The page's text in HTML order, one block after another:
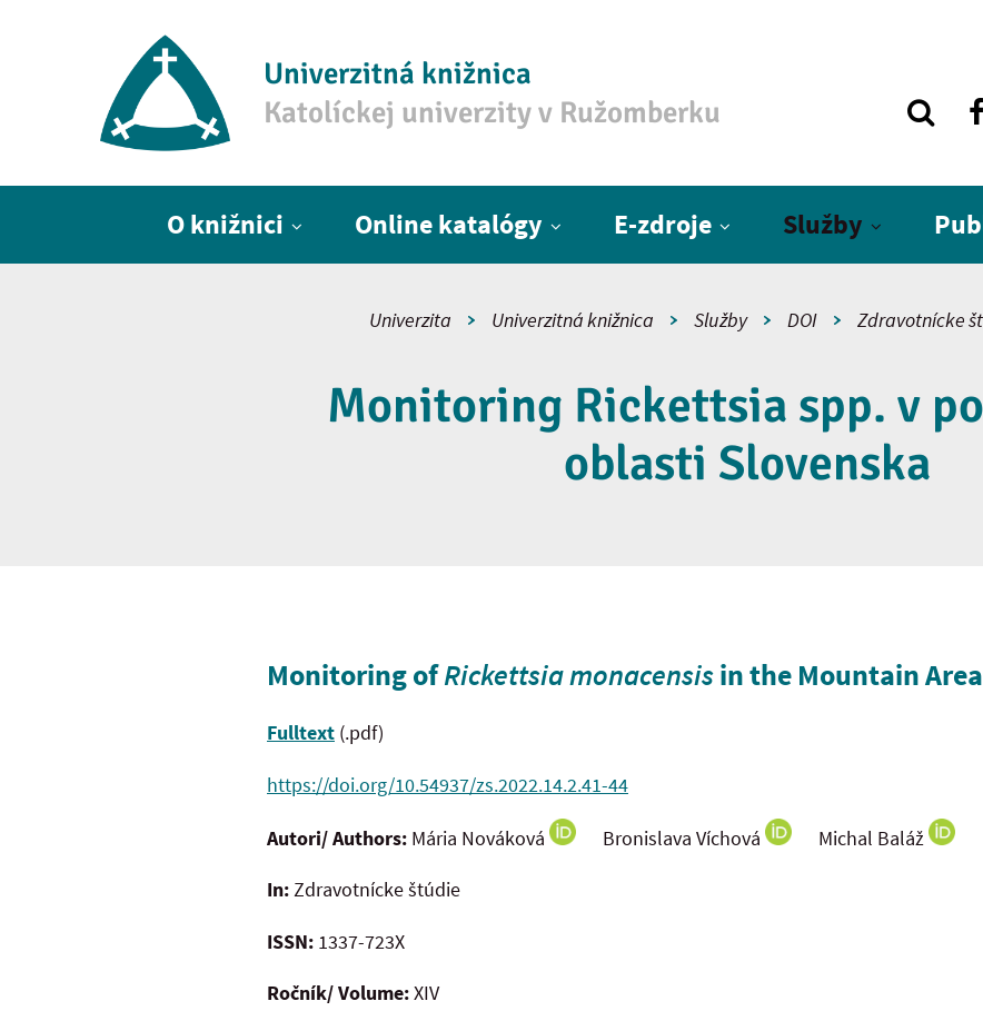
Univerzitná knižnica
Katolíckej univerzity v Ružomberku
O knižnici Online katalógy E-zdroje Služby
Univerzita Univerzitná knižnica Služby DOI Zdravotnícke
Monitoring Rickettsia spp. v
oblasti Slovenska
Monitoring ofRickettsia monacensisin the Mountain
Fulltext (.pdf)
https://doi.org/10.54937/zs.2022.14.2.41-44
Autori/ Authors: Mária Nováková Bronislava Víchová Michal Baláž
In:Zdravotnícke štúdie
ISSN: 1337-723X
Ročník/ Volume:XIV